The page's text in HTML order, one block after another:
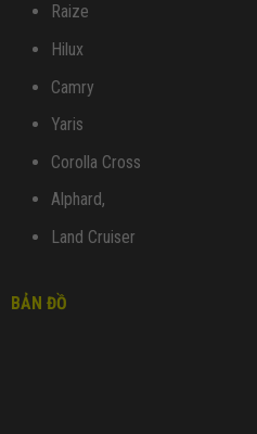
Raize
Hilux
Camry
Yaris
Corolla Cross
Alphard,
Land Cruiser
BẢN ĐỒ